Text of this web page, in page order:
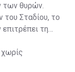
των θυρών.
Σταδίου, το
τη